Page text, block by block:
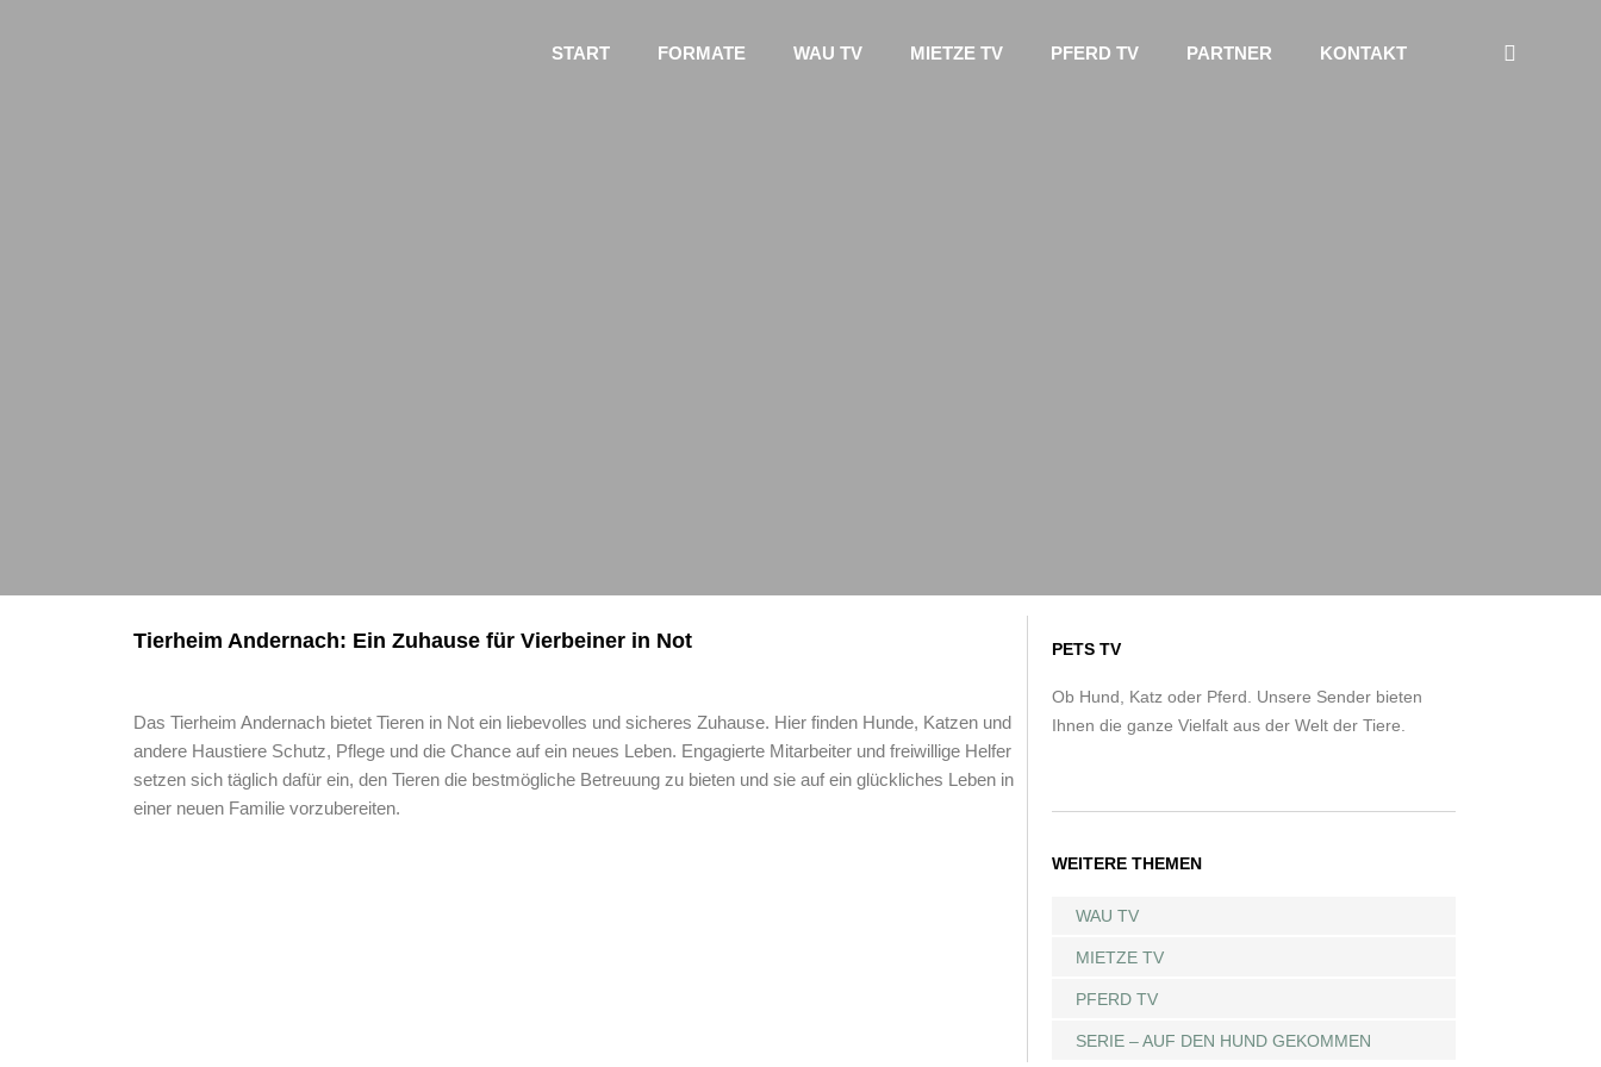
START FORMATE WAU TV MIETZE TV PFERD TV PARTNER KONTAKT
Tierheim Andernach: Ein Zuhause für Vierbeiner in Not
Das Tierheim Andernach bietet Tieren in Not ein liebevolles und sicheres Zuhause. Hier finden Hunde, Katzen und
andere Haustiere Schutz, Pflege und die Chance auf ein neues Leben. Engagierte Mitarbeiter und freiwillige Helfer
setzen sich täglich dafür ein, den Tieren die bestmögliche Betreuung zu bieten und sie auf ein glückliches Leben in
einer neuen Familie vorzubereiten.
PETS TV
Ob Hund, Katz oder Pferd. Unsere Sender bieten
Ihnen die ganze Vielfalt aus der Welt der Tiere.
WEITERE THEMEN
WAU TV
MIETZE TV
PFERD TV
SERIE – AUF DEN HUND GEKOMMEN